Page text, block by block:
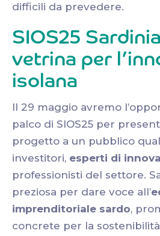
difficili da prevedere.
SIOS25
vetrina per
isolana
Il 29 maggio avremo
palco di SIOS25 per
progetto a un pubblico
investitori, esperti di
professionisti del settore.
preziosa per dare voce all’
imprenditoriale sardo,
concrete per la